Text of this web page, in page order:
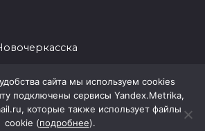
сайта мы используем cookies
подключены сервисы Yandex.Metrika,
которые также использует файлы
cookie (подробнее).